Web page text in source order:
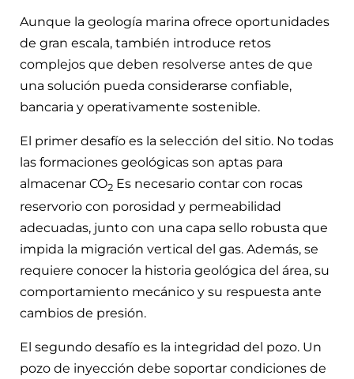
Aunque la geología marina ofrece oportunidades
de gran escala, también introduce retos
complejos que deben resolverse antes de que
una solución pueda considerarse confiable,
bancaria y operativamente sostenible.
El primer desafío es la selección del sitio. No todas
las formaciones geológicas son aptas para
almacenar CO2 Es necesario contar con rocas
reservorio con porosidad y permeabilidad
adecuadas, junto con una capa sello robusta que
impida la migración vertical del gas. Además, se
requiere conocer la historia geológica del área, su
comportamiento mecánico y su respuesta ante
cambios de presión.
El segundo desafío es la integridad del pozo. Un
pozo de inyección debe soportar condiciones de